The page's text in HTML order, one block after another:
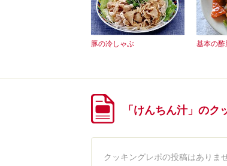
豚の冷しゃぶ 基本の酢
「けんちん汁」のク
クッキングレポの投稿はありま